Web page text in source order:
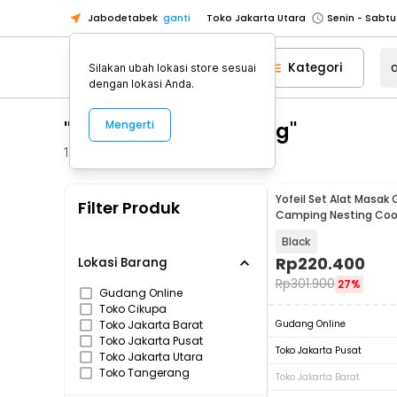
Jabodetabek ganti Toko Jakarta Utara
Toko Tangerang
Toko Cikupa
Pick n Go Jakarta Barat
Senin -
Pick n Go Bekasi
Senin -
Toko Jakarta Barat
Senin -
Toko Tangerang
Senin -
Senin - Jumat
Senin - Jumat
Kategori
"alat masak camping"
1823
Filter Produk
Lokasi Barang
Gudang Online
Toko Cikupa
Toko Jakarta Barat
Toko Jakarta Pusat
Toko Jakarta Utara
Toko Tangerang
Yofeil Set Alat Masak
Camping Nesting
Black
Rp220.400
Rp301.900 27%
Gudang Online
Toko Jakarta Pusat
Toko Jakarta Barat
Silakan ubah lokasi store sesuai
dengan lokasi Anda.
Mengerti